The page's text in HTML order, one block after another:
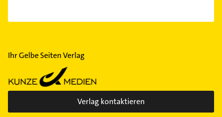
Ihr Gelbe Seiten Verlag
Verlag kontaktieren